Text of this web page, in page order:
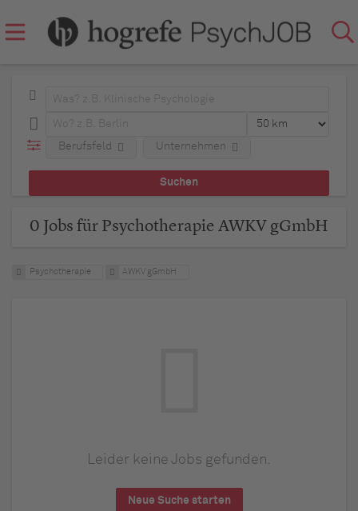
Berufsfeld Unternehmen
0 Jobs für Psychotherapie AWKV gGmbH
Psychotherapie AWKV gGmbH
Leider keine Jobs gefunden.
Neue Suche starten